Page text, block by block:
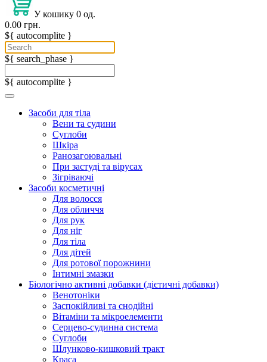
У кошику 0 од.
0.00 грн.
${ autocomplite }
${ search_phase }
${ autocomplite }
Засоби для тіла
Вени та судини
Суглоби
Шкіра
Ранозагоювальні
При застуді та вірусах
Зігріваючі
Засоби косметичні
Для волосся
Для обличчя
Для рук
Для ніг
Для тіла
Для дітей
Для ротової порожнини
Інтимні змазки
Біологічно активні добавки (дієтичні добавки)
Венотоніки
Заспокійливі та снодійні
Вітаміни та мікроелементи
Серцево-судинна система
Суглоби
Шлунково-кишковий тракт
Краса